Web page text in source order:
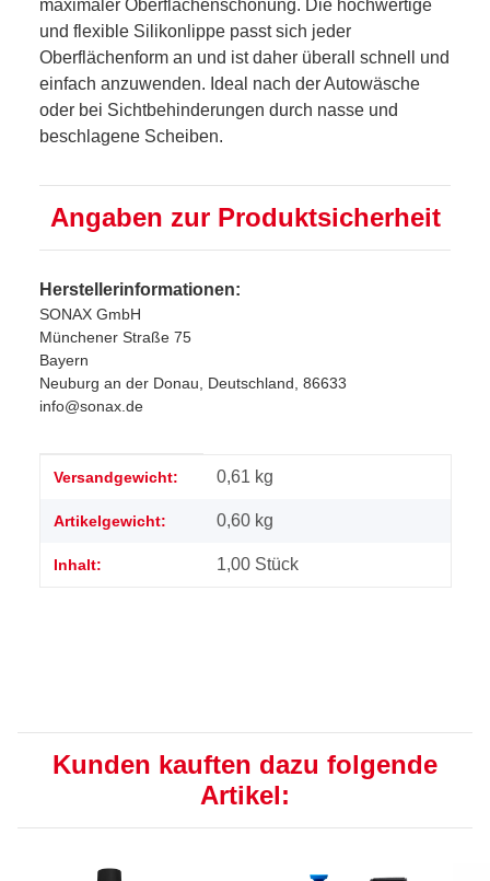
maximaler Oberflächenschonung. Die hochwertige
und flexible Silikonlippe passt sich jeder
Oberflächenform an und ist daher überall schnell und
einfach anzuwenden. Ideal nach der Autowäsche
oder bei Sichtbehinderungen durch nasse und
beschlagene Scheiben.
Angaben zur Produktsicherheit
Herstellerinformationen:
SONAX GmbH
Münchener Straße 75
Bayern
Neuburg an der Donau, Deutschland, 86633
info@sonax.de
Produkteigenschaft
Wert
Versandgewicht: 0,61 kg
Artikelgewicht: 0,60 kg
Inhalt: 1,00 Stück
Kunden kauften dazu folgende
Artikel: